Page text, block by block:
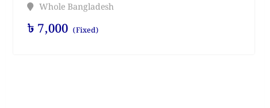
Whole Bangladesh
৳ 7,000 (Fixed)